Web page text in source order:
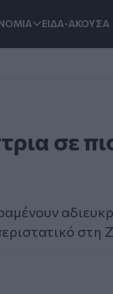
ΕΙΔΑ-ΑΚΟΥΣΑ
σε
στη